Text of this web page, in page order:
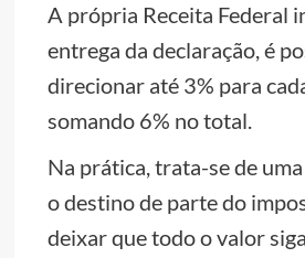
A própria Receita Federal
entrega da declaração, é
direcionar até 3% para
somando 6% no total.
Na prática, trata-se de
o destino de parte do
deixar que todo o valor